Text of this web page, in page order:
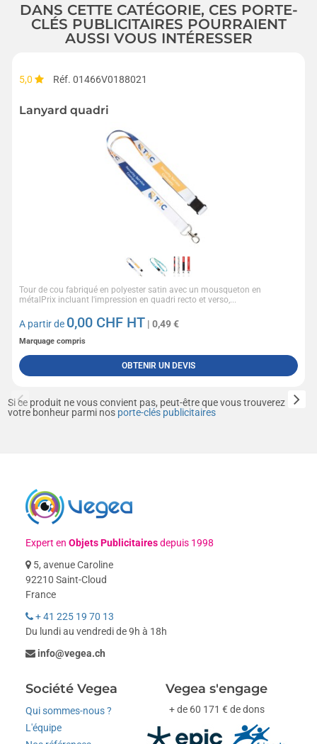
DANS CETTE CATÉGORIE, CES PORTE-
CLÉS PUBLICITAIRES POURRAIENT
AUSSI VOUS INTÉRESSER
5,0 Réf. 01466V0188021
Lanyard quadri
Tour de cou fabriqué en polyester satin avec un mousqueton en
métalPrix incluant l'impression en quadri recto et verso,...
A partir de 0,00 CHF HT | 0,49 €
Marquage compris
OBTENIR UN DEVIS
Si ce produit ne vous convient pas, peut-être que vous trouverez
votre bonheur parmi nos porte-clés publicitaires
Expert enObjets Publicitairesdepuis 1998
5, avenue Caroline
92210 Saint-Cloud
France
+ 41 225 19 70 13
Du lundi au vendredi de 9h à 18h
info@vegea.ch
Société Vegea
Qui sommes-nous ?
L'équipe
Vegea s'engage
+ de 60 171 € de dons